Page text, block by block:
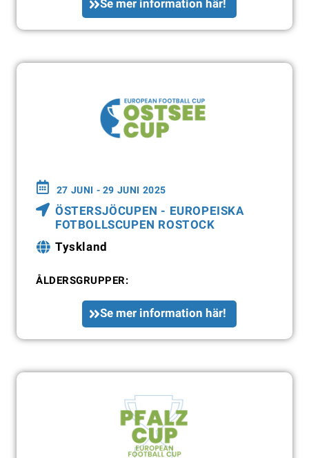
Se mer information här!
27 JUNI - 29 JUNI 2025
ÖSTERSJÖCUPEN - EUROPEISKA
FOTBOLLSCUPEN ROSTOCK
Tyskland
ÅLDERSGRUPPER:
Se mer information här!